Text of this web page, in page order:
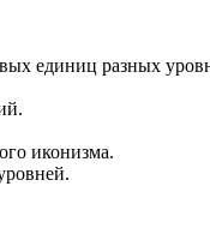
единиц разных
иконизма.